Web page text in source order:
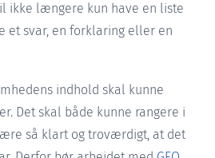
ikke længere kun have en liste
et svar, en forklaring eller en
indhold skal kunne
Det skal både kunne rangere i
så klart og troværdigt, at det